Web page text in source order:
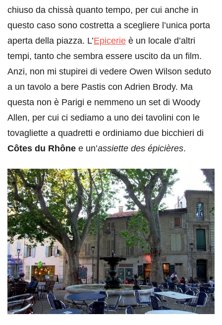
chiuso da chissà quanto tempo, per cui anche in
questo caso sono costretta a scegliere l’unica porta
aperta della piazza. L’Epicerie è un locale d’altri
tempi, tanto che sembra essere uscito da un film.
Anzi, non mi stupirei di vedere Owen Wilson seduto
a un tavolo a bere Pastis con Adrien Brody. Ma
questa non è Parigi e nemmeno un set di Woody
Allen, per cui ci sediamo a uno dei tavolini con le
tovagliette a quadretti e ordiniamo due bicchieri di
Côtes du Rhône e un’assiette des épicières.